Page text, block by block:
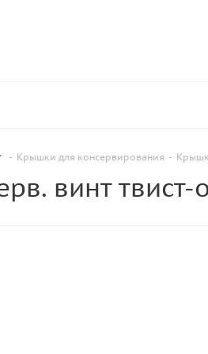
- Крышки для консервирования -
винт